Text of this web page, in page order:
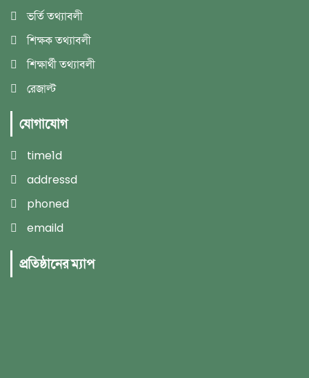
ভর্তি তথ্যাবলী
শিক্ষক তথ্যাবলী
শিক্ষার্থী তথ্যাবলী
রেজাল্ট
যোগাযোগ
time1d
addressd
phoned
emaild
প্রতিষ্ঠানের ম্যাপ